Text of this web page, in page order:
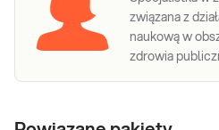
związana z
naukową w
zdrowia